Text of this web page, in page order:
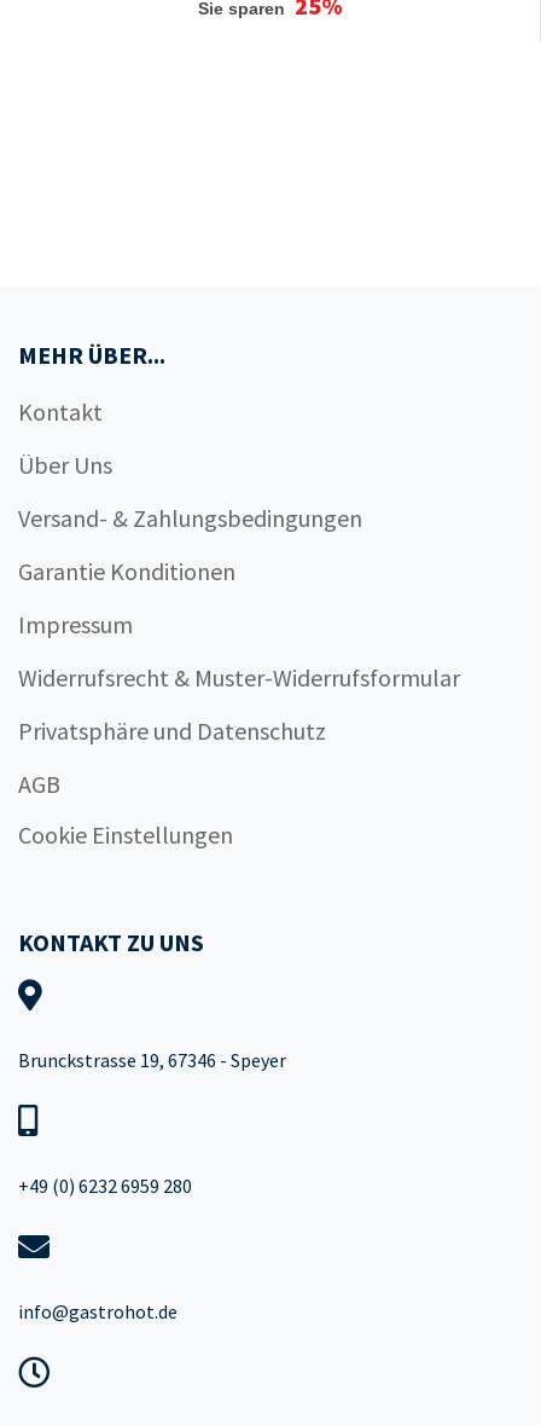
Sie sparen
MEHR ÜBER...
Kontakt
Über Uns
Versand- & Zahlungsbedingungen
Garantie Konditionen
Impressum
Widerrufsrecht & Muster-Widerrufsformular
Privatsphäre und Datenschutz
AGB
Cookie Einstellungen
KONTAKT ZU UNS
Brunckstrasse 19, 67346 - Speyer
+49 (0) 6232 6959 280
info@gastrohot.de